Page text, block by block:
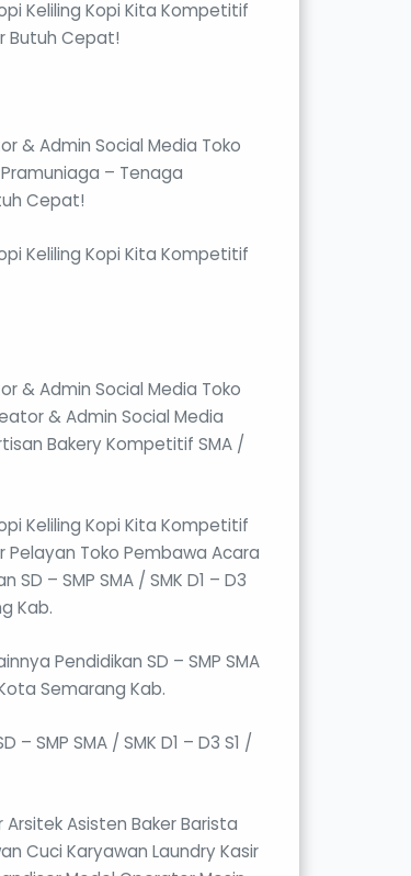
Keliling Kopi Kita Kompetitif
Butuh Cepat!
& Admin Social Media Toko
– Tenaga
Cepat!
Keliling Kopi Kita Kompetitif
& Admin Social Media Toko
& Admin Social Media
Bakery Kompetitif SMA /
Keliling Kopi Kita Kompetitif
Pelayan Toko Pembawa Acara
– SMP SMA / SMK D1 – D3
Kab.
Pendidikan SD – SMP SMA
Semarang Kab.
SMP SMA / SMK D1 – D3 S1 /
Asisten Baker Barista
Cuci Karyawan Laundry Kasir